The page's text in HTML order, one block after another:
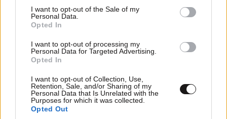
consent section.
I want to opt-out of the Sale of my
Personal Data.
Opted In
I want to opt-out of processing my
Personal Data for Targeted Advertising.
Opted In
I want to opt-out of Collection, Use,
Retention, Sale, and/or Sharing of my
Personal Data that Is Unrelated with the
Purposes for which it was collected.
Opted Out
TRENDING